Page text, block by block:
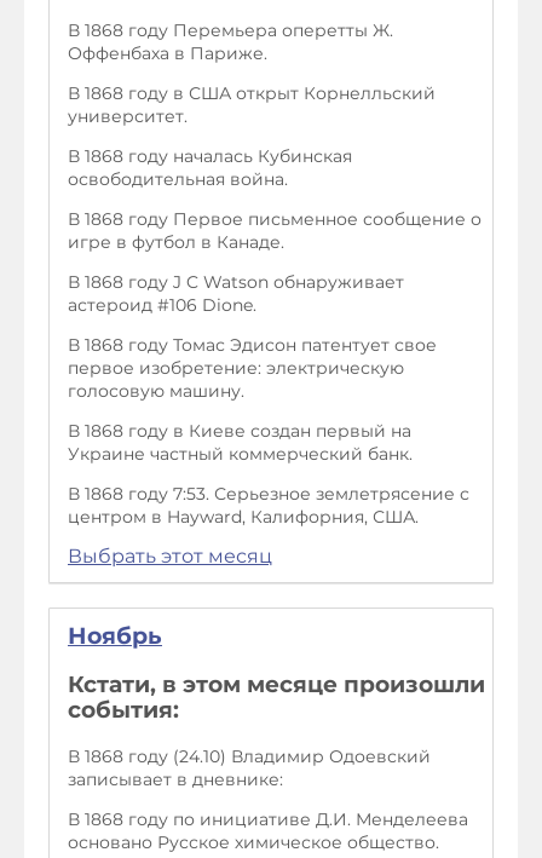
В 1868 году Перемьера оперетты Ж.
Оффенбаха в Париже.
В 1868 году в США открыт Корнелльский
университет.
В 1868 году началась Кубинская
освободительная война.
В 1868 году Первое письменное сообщение о
игре в футбол в Канаде.
В 1868 году J C Watson обнаруживает
астероид #106 Dione.
В 1868 году Томас Эдисон патентует свое
первое изобретение: электрическую
голосовую машину.
В 1868 году в Киеве создан первый на
Украине частный коммерческий банк.
В 1868 году 7:53. Серьезное землетрясение с
центром в Hayward, Калифорния, США.
Выбрать этот месяц
Ноябрь
Кстати, в этом месяце произошли
события:
В 1868 году (24.10) Владимир Одоевский
записывает в дневнике:
В 1868 году по инициативе Д.И. Менделеева
основано Русское химическое общество.